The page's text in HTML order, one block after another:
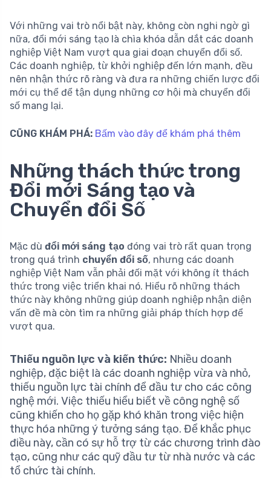
Với những vai trò nổi bật này, không còn nghi ngờ gì
nữa, đổi mới sáng tạo là chìa khóa dẫn dắt các doanh
nghiệp Việt Nam vượt qua giai đoạn chuyển đổi số.
Các doanh nghiệp, từ khởi nghiệp đến lớn mạnh, đều
nên nhận thức rõ ràng và đưa ra những chiến lược đổi
mới cụ thể để tận dụng những cơ hội mà chuyển đổi
số mang lại.
CŨNG KHÁM PHÁ: Bấm vào đây để khám phá thêm
Những thách thức trong
Đổi mới Sáng tạo và
Chuyển đổi Số
Mặc dù đổi mới sáng tạo đóng vai trò rất quan trọng
trong quá trình chuyển đổi số, nhưng các doanh
nghiệp Việt Nam vẫn phải đối mặt với không ít thách
thức trong việc triển khai nó. Hiểu rõ những thách
thức này không những giúp doanh nghiệp nhận diện
vấn đề mà còn tìm ra những giải pháp thích hợp để
vượt qua.
Thiếu nguồn lực và kiến thức: Nhiều doanh
nghiệp, đặc biệt là các doanh nghiệp vừa và nhỏ,
thiếu nguồn lực tài chính để đầu tư cho các công
nghệ mới. Việc thiếu hiểu biết về công nghệ số
cũng khiến cho họ gặp khó khăn trong việc hiện
thực hóa những ý tưởng sáng tạo. Để khắc phục
điều này, cần có sự hỗ trợ từ các chương trình đào
tạo, cũng như các quỹ đầu tư từ nhà nước và các
tổ chức tài chính.